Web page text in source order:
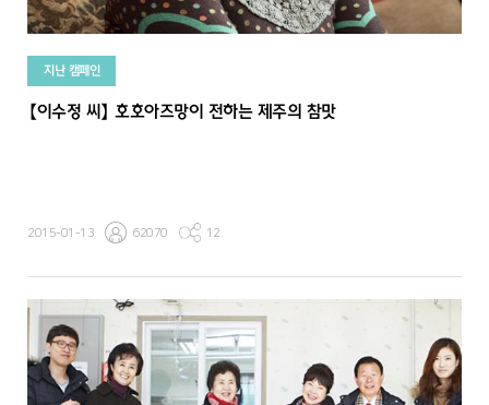
지난 캠페인
【이수정 씨】 호호아즈망이 전하는 제주의 참맛
2015-01-13 62070 12